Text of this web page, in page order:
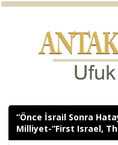
“Önce İsrail Sonra
Milliyet-“First Israel,